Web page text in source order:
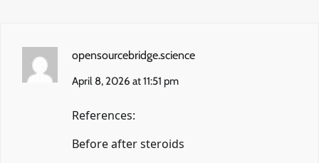
opensourcebridge.science
April 8, 2026 at 11:51 pm
References:
Before after steroids